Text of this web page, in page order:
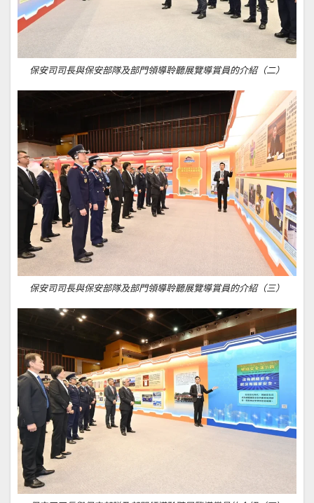
保安司司長與保安部隊及部門領導聆聽展覽導賞員的介紹（二）
保安司司長與保安部隊及部門領導聆聽展覽導賞員的介紹（三）